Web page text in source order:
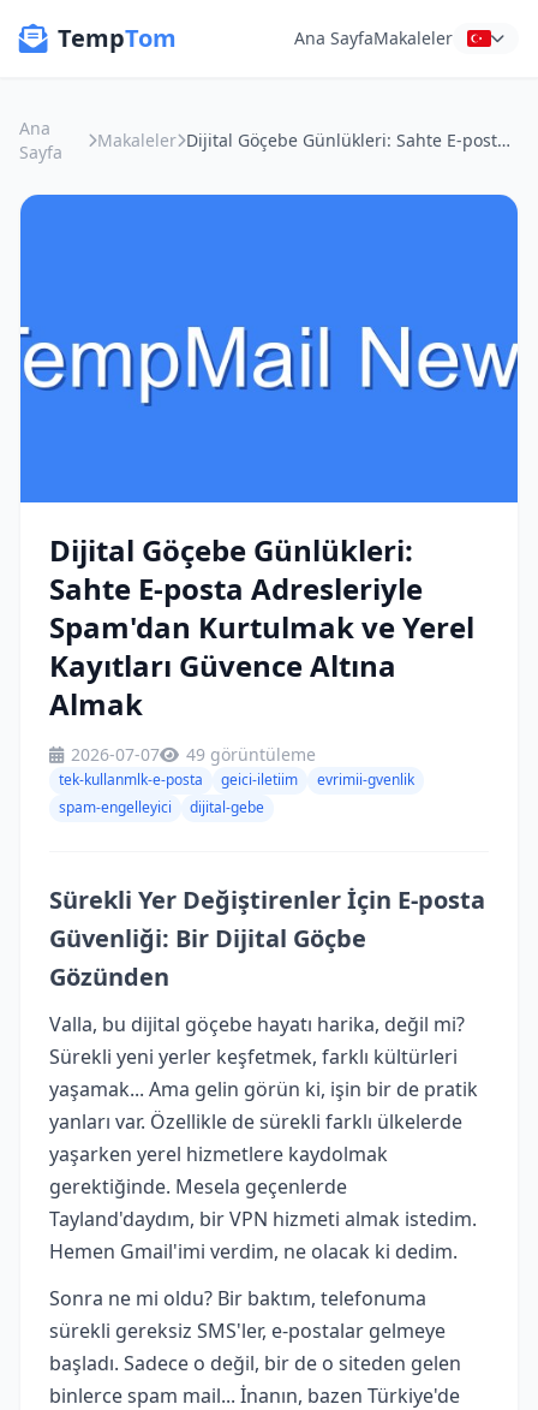
TempTom Ana SayfaMakaleler
Ana
Sayfa
Makaleler Dijital Göçebe Günlükleri: Sahte E-posta Adresleriyle Spam'dan Kurtulmak ve Yerel Kayıtları Güvence Altına Almak
Dijital Göçebe Günlükleri:
Sahte E-posta Adresleriyle
Spam'dan Kurtulmak ve Yerel
Kayıtları Güvence Altına
Almak
2026-07-07 49 görüntüleme
tek-kullanmlk-e-posta geici-iletiim
evrimii-gvenlik
spam-engelleyici
dijital-gebe
Sürekli Yer Değiştirenler İçin E-posta
Güvenliği: Bir Dijital Göçbe
Gözünden
Valla, bu dijital göçebe hayatı harika, değil mi?
Sürekli yeni yerler keşfetmek, farklı kültürleri
yaşamak... Ama gelin görün ki, işin bir de pratik
yanları var. Özellikle de sürekli farklı ülkelerde
yaşarken yerel hizmetlere kaydolmak
gerektiğinde. Mesela geçenlerde
Tayland'daydım, bir VPN hizmeti almak istedim.
Hemen Gmail'imi verdim, ne olacak ki dedim.
Sonra ne mi oldu? Bir baktım, telefonuma
sürekli gereksiz SMS'ler, e-postalar gelmeye
başladı. Sadece o değil, bir de o siteden gelen
binlerce spam mail... İnanın, bazen Türkiye'de